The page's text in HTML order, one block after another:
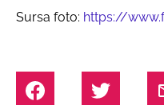
Sursa foto: https://